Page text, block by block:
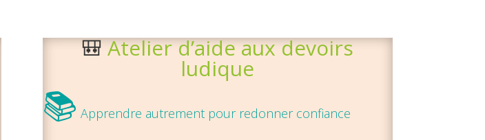
🎒Atelier d’aide aux devoirs
ludique
📚 Apprendre autrement pour redonner confiance